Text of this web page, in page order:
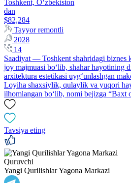
Toshkent, Oʻzbekiston
dan
$82,284
Tayyor remontli
2028
14
Saadiyat — Toshkent shahridagi biznes
joy majmuasi bo‘lib, shahar hayotining
arxitektura estetikasi uyg‘unlashgan
Loyiha shaxsiylik, qulaylik va yuqori
ilhomlangan bo‘lib, nomi bejizga
Tavsiya eting
Quruvchi
Yangi Qurilishlar Yagona Markazi